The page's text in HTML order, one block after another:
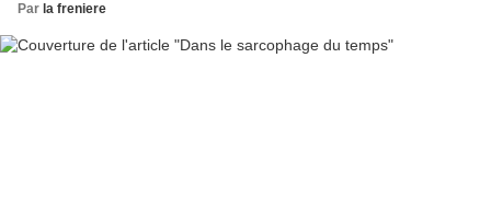
Par la freniere